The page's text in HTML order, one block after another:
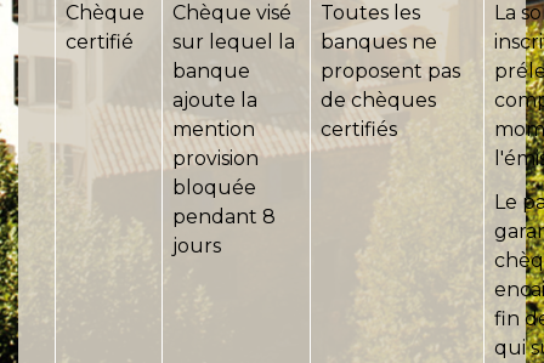
Chèque
certifié
Chèque visé
sur lequel la
banque
ajoute la
mention
provision
bloquée
pendant 8
jours
Toutes les
banques ne
proposent pas
de chèques
certifiés
La
Le
fin
qui